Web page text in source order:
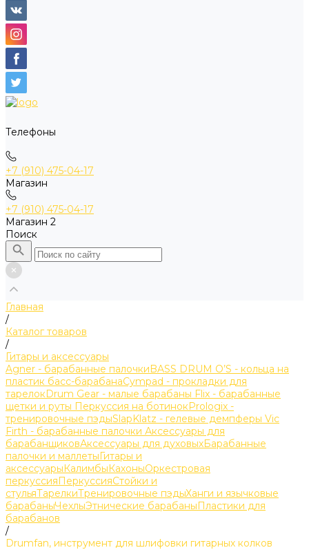
Телефоны
+7 (910) 475-04-17
Магазин
+7 (910) 475-04-17
Магазин 2
Поиск
Главная
/
Каталог товаров
/
Гитары и аксессуары
Agner - барабанные палочкиBASS DRUM O’S - кольца на
пластик басс-барабанаCympad - прокладки для
тарелокDrum Gear - малые барабаны Flix - барабанные
щетки и руты Перкуссия на ботинокPrologix -
тренировочные пэдыSlapKlatz - гелевые демпферы Vic
Firth - барабанные палочки Аксессуары для
барабанщиковАксессуары для духовыхБарабанные
палочки и маллетыГитары и
аксессуарыКалимбыКахоныОркестровая
перкуссияПеркуссияСтойки и
стульяТарелкиТренировочные пэдыХанги и язычковые
барабаныЧехлыЭтнические барабаныПластики для
барабанов
/
Drumfan, инструмент для шлифовки гитарных колков